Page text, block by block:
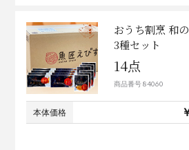
おうち割烹 和
3種セット
14点
商品番号 84060
本体価格